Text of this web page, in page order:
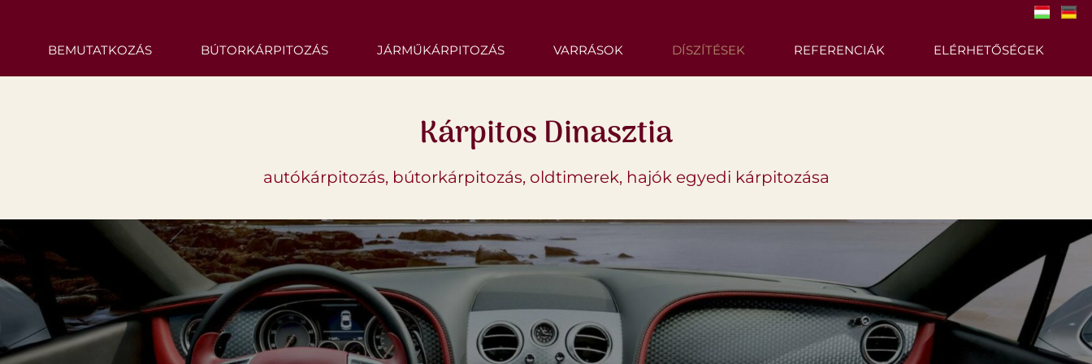
BEMUTATKOZÁS BÚTORKÁRPITOZÁS JÁRMŰKÁRPITOZÁS VARRÁSOK DÍSZÍTÉSEK REFERENCIÁK ELÉRHETŐSÉGEK
Kárpitos Dinasztia
autókárpitozás, bútorkárpitozás, oldtimerek, hajók egyedi kárpitozása